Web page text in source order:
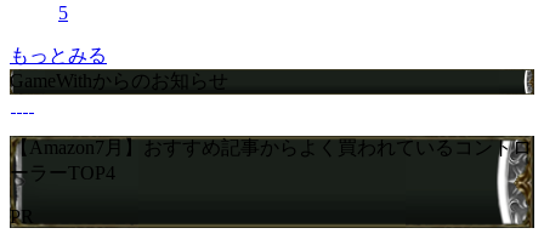
5
もっとみる
GameWithからのお知らせ
【Amazon7月】おすすめ記事からよく買われているコントロ
ーラーTOP4
PR